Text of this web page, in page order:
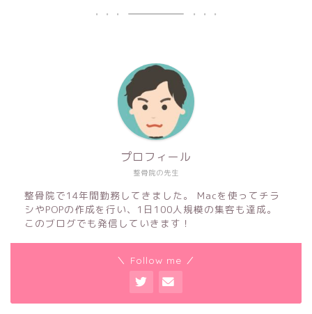
整骨院の先生
プロフィール
整骨院で14年間勤務してきました。 Macを使ってチラ
シやPOPの作成を行い、1日100人規模の集客も達成。
このブログでも発信していきます！
＼ Follow me ／